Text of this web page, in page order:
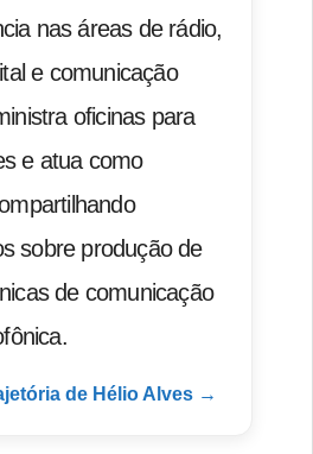
nas áreas de rádio,
e comunicação
oficinas para
e atua como
sobre produção de
de comunicação
de Hélio Alves →